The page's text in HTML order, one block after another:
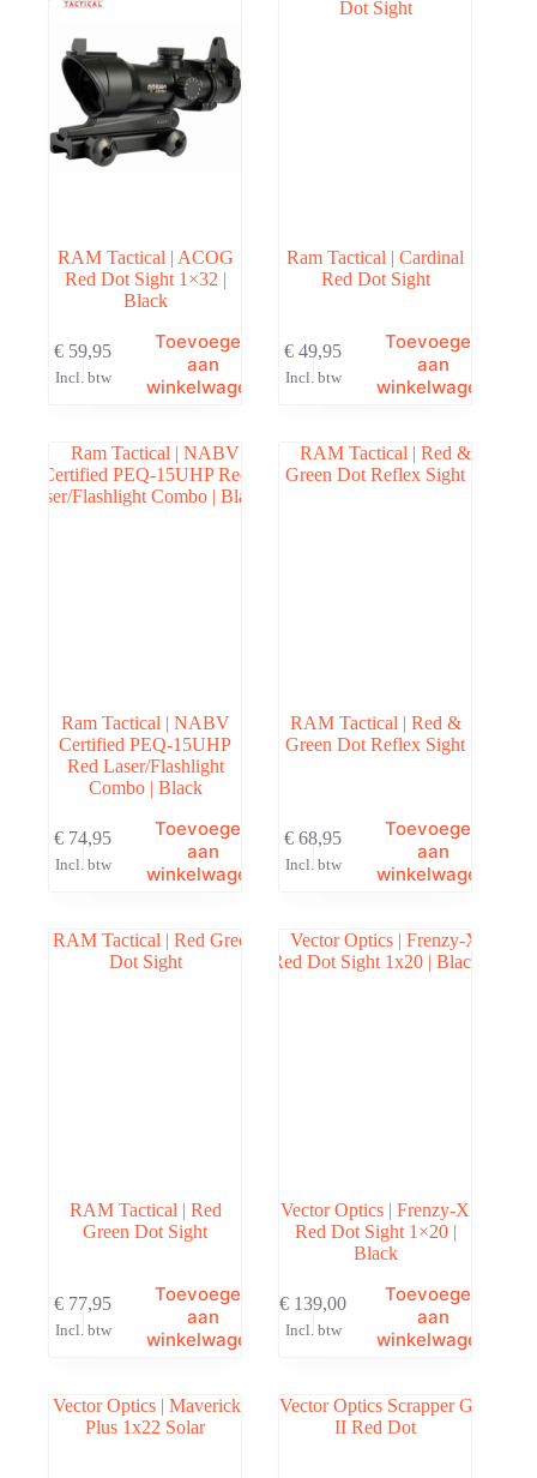
RAM Tactical | ACOG
Red Dot Sight 1×32 |
Black
€ 59,95
Incl. btw
Toevoegen
aan
winkelwagen
Ram Tactical | Cardinal
Red Dot Sight
€ 49,95
Incl. btw
Toevoegen
aan
winkelwagen
Ram Tactical | NABV
Certified PEQ-15UHP
Red Laser/Flashlight
Combo | Black
€ 74,95
Incl. btw
Toevoegen
aan
winkelwagen
RAM Tactical | Red &
Green Dot Reflex Sight
€ 68,95
Incl. btw
Toevoegen
aan
winkelwagen
RAM Tactical | Red
Green Dot Sight
€ 77,95
Incl. btw
Toevoegen
aan
winkelwagen
Vector Optics | Frenzy-X
Red Dot Sight 1×20 |
Black
€ 139,00
Incl. btw
Toevoegen
aan
winkelwagen